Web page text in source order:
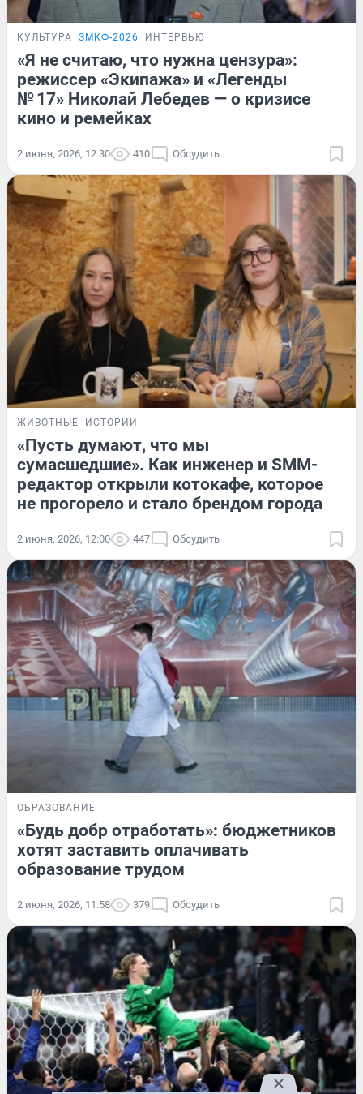
КУЛЬТУРА ЗМКФ-2026 ИНТЕРВЬЮ
«Я не считаю, что нужна цензура»:
режиссер «Экипажа» и «Легенды
№ 17» Николай Лебедев — о кризисе
кино и ремейках
2 июня, 2026, 12:30 410 Обсудить
ЖИВОТНЫЕ ИСТОРИИ
«Пусть думают, что мы
сумасшедшие». Как инженер и SMM-
редактор открыли котокафе, которое
не прогорело и стало брендом города
2 июня, 2026, 12:00 447 Обсудить
ОБРАЗОВАНИЕ
«Будь добр отработать»: бюджетников
хотят заставить оплачивать
образование трудом
2 июня, 2026, 11:58 379 Обсудить